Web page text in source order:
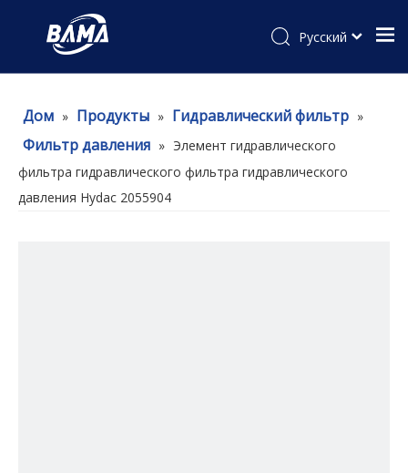
Pусский
Дом » Продукты » Гидравлический фильтр »
Фильтр давления » Элемент гидравлического
фильтра гидравлического фильтра гидравлического
давления Hydac 2055904